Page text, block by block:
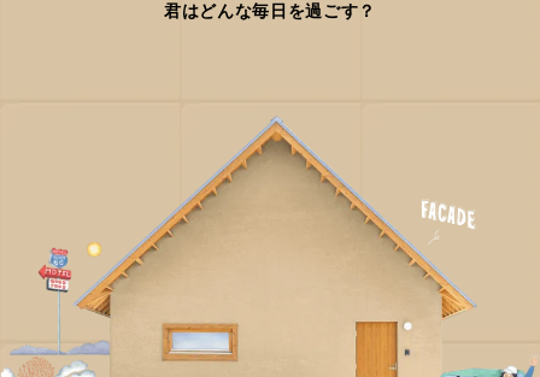
君はどんな毎日を過ごす？